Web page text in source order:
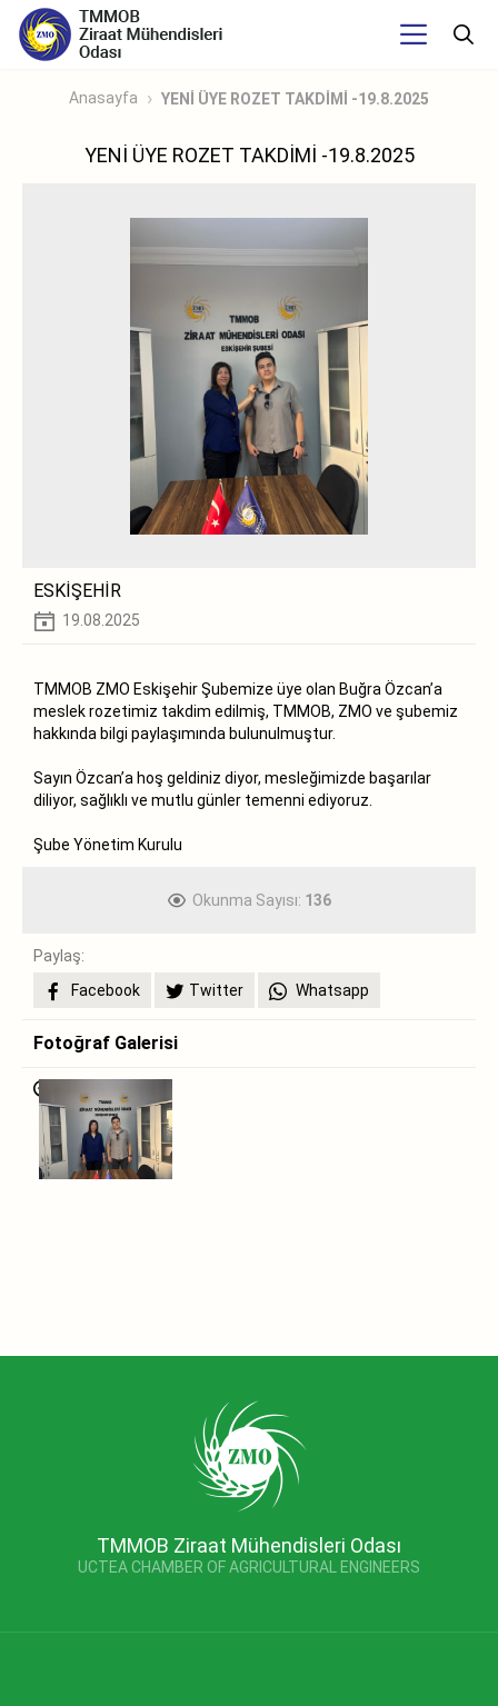
Anasayfa YENİ ÜYE ROZET TAKDİMİ -19.8.2025
YENİ ÜYE ROZET TAKDİMİ -19.8.2025
ESKİŞEHİR
19.08.2025
TMMOB ZMO Eskişehir Şubemize üye olan Buğra Özcan’a
meslek rozetimiz takdim edilmiş, TMMOB, ZMO ve şubemiz
hakkında bilgi paylaşımında bulunulmuştur.
Sayın Özcan’a hoş geldiniz diyor, mesleğimizde başarılar
diliyor, sağlıklı ve mutlu günler temenni ediyoruz.
Şube Yönetim Kurulu
Okunma Sayısı: 136
Paylaş:
Facebook
Twitter Whatsapp
Fotoğraf Galerisi
TMMOB Ziraat Mühendisleri Odası
UCTEA CHAMBER OF AGRICULTURAL ENGINEERS